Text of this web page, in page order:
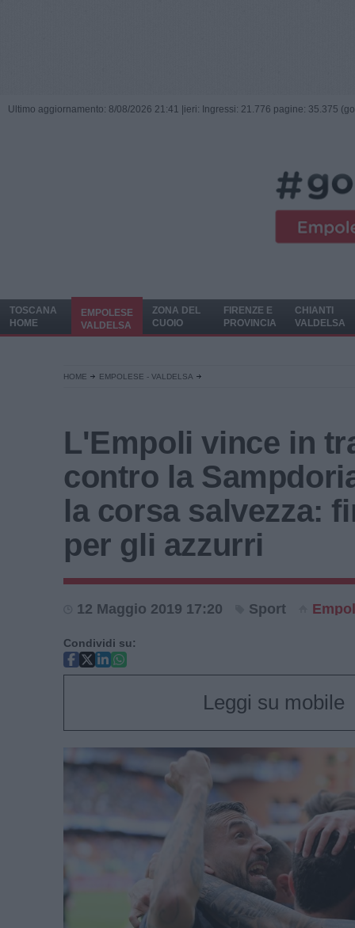
Ultimo aggiornamento: 8/08/2026 21:41 | ieri: Ingressi: 21.776 pagine: 35.375
TOSCANA
HOME
EMPOLESE
VALDELSA
ZONA DEL
CUOIO
FIRENZE E
PROVINCIA
CHIANTI
VALDELSA
HOME EMPOLESE - VALDELSA
L'Empoli vince in
contro la
la corsa salvezza:
per gli azzurri
12 Maggio 2019 17:20 Sport
Condividi su:
Leggi su mobile